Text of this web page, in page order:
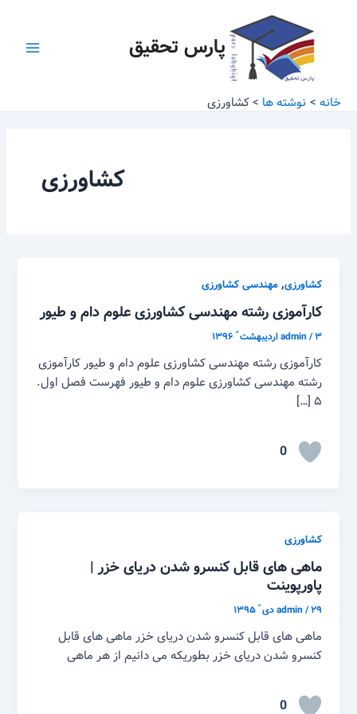
پارس تحقیق
خانه نوشته ها کشاورزی
کشاورزی
کشاورزی,مهندسی کشاورزی
کارآموزی رشته مهندسی کشاورزی علوم دام و طیور
admin/۳ اردیبهشت ّ ۱۳۹۶
کارآموزی رشته مهندسی کشاورزی علوم دام و طیور کارآموزی
رشته مهندسی کشاورزی علوم دام و طیور فهرست فصل اول.
۵ […]
0
کشاورزی
ماهی های قابل کنسرو شدن دریای خزر |
پاورپوینت
admin/۲۹ دی ّ ۱۳۹۵
ماهی های قابل کنسرو شدن دریای خزر ماهی های قابل
کنسرو شدن دریای خزر بطوریکه می دانیم از هر ماهی
0